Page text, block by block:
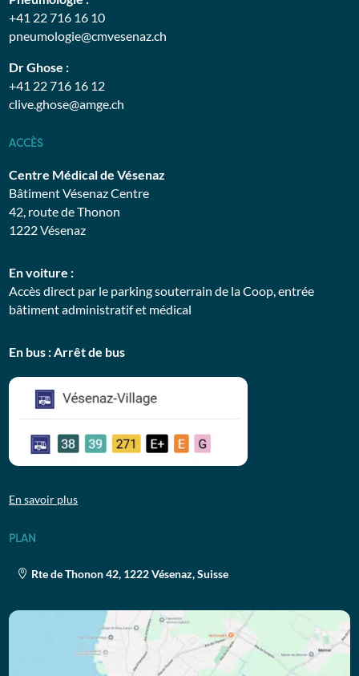
+41 22 716 16 10
pneumologie@cmvesenaz.ch
Dr Ghose :
+41 22 716 16 12
clive.ghose@amge.ch
ACCÈS
Centre Médical de Vésenaz
Bâtiment Vésenaz Centre
42, route de Thonon
1222 Vésenaz
En voiture :
Accès direct par le parking souterrain de la Coop, entrée
bâtiment administratif et médical
En bus : Arrêt de bus
En savoir plus
PLAN
Rte de Thonon 42, 1222 Vésenaz, Suisse